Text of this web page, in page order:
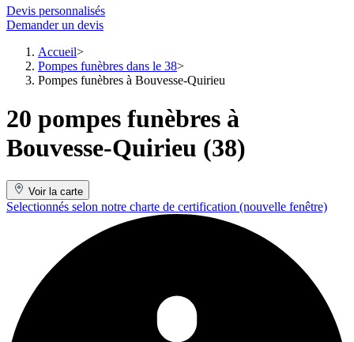
Devis personnalisés
Demander un devis
Accueil
Pompes funèbres dans le 38
Pompes funèbres à Bouvesse-Quirieu
20 pompes funèbres à
Bouvesse-Quirieu (38)
Voir la carte
Selectionnés selon notre charte de certification (nouvelle fenêtre)